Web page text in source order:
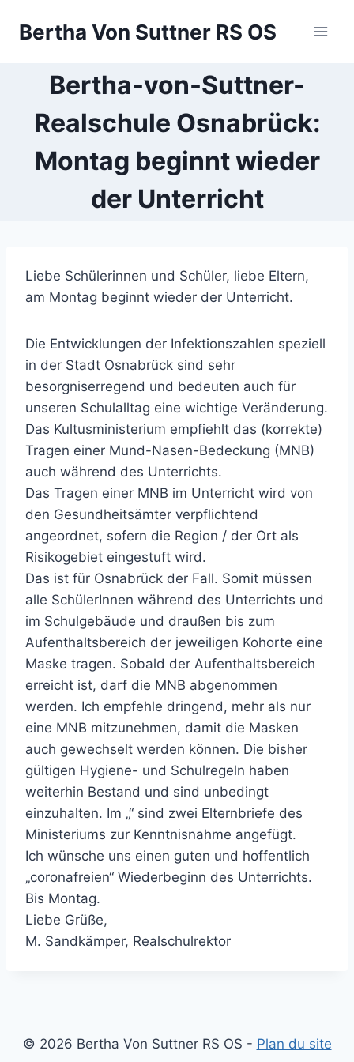
InhaltBertha Von Suttner RS OS
Bertha-von-Suttner-
Realschule Osnabrück:
Montag beginnt wieder
der Unterricht
Liebe Schülerinnen und Schüler, liebe Eltern,
am Montag beginnt wieder der Unterricht.
Die Entwicklungen der Infektionszahlen speziell
in der Stadt Osnabrück sind sehr
besorgniserregend und bedeuten auch für
unseren Schulalltag eine wichtige Veränderung.
Das Kultusministerium empfiehlt das (korrekte)
Tragen einer Mund-Nasen-Bedeckung (MNB)
auch während des Unterrichts.
Das Tragen einer MNB im Unterricht wird von
den Gesundheitsämter verpflichtend
angeordnet, sofern die Region / der Ort als
Risikogebiet eingestuft wird.
Das ist für Osnabrück der Fall. Somit müssen
alle SchülerInnen während des Unterrichts und
im Schulgebäude und draußen bis zum
Aufenthaltsbereich der jeweiligen Kohorte eine
Maske tragen. Sobald der Aufenthaltsbereich
erreicht ist, darf die MNB abgenommen
werden. Ich empfehle dringend, mehr als nur
eine MNB mitzunehmen, damit die Masken
auch gewechselt werden können. Die bisher
gültigen Hygiene- und Schulregeln haben
weiterhin Bestand und sind unbedingt
einzuhalten. Im „“ sind zwei Elternbriefe des
Ministeriums zur Kenntnisnahme angefügt.
Ich wünsche uns einen guten und hoffentlich
„coronafreien“ Wiederbeginn des Unterrichts.
Bis Montag.
Liebe Grüße,
M. Sandkämper, Realschulrektor
© 2026 Bertha Von Suttner RS OS - Plan du site